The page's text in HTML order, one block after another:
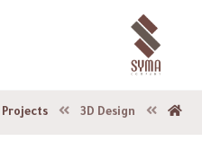
Projects 3D Design